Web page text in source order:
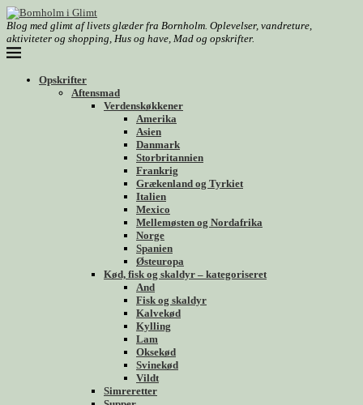
Blog med glimt af livets glæder fra Bornholm. Oplevelser, vandreture,
aktiviteter og shopping, Hus og have, Mad og opskrifter.
Opskrifter
Aftensmad
Verdenskøkkener
Amerika
Asien
Danmark
Storbritannien
Frankrig
Grækenland og Tyrkiet
Italien
Mexico
Mellemøsten og Nordafrika
Norge
Spanien
Østeuropa
Kød, fisk og skaldyr – kategoriseret
And
Fisk og skaldyr
Kalvekød
Kylling
Lam
Oksekød
Svinekød
Vildt
Simreretter